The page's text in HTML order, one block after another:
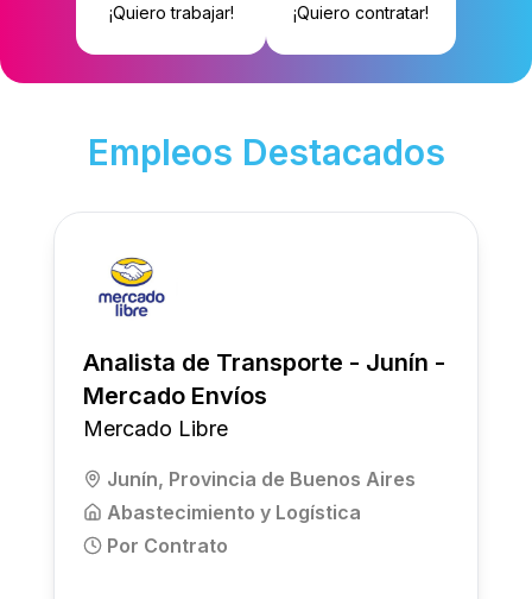
¡Quiero trabajar!
¡Quiero contratar!
Empleos Destacados
Analista de Transporte - Junín -
Mercado Envíos
Mercado Libre
Junín, Provincia de Buenos Aires
Abastecimiento y Logística
Por Contrato